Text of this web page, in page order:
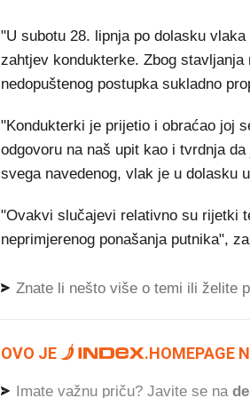
"U subotu 28. lipnja po dolasku
zahtjev kondukterke. Zbog
nedopuštenog postupka sukladno
"Kondukterki je prijetio i obraćao joj
odgovoru na naš upit kao i tvrdnja
svega navedenog, vlak je u dolasku
"Ovakvi slučajevi relativno su rijetki
neprimjerenog ponašanja putnika",
Znate li nešto više o temi ili želite
OVO JE .HOMEPAGE
Imate važnu priču? Javite se na